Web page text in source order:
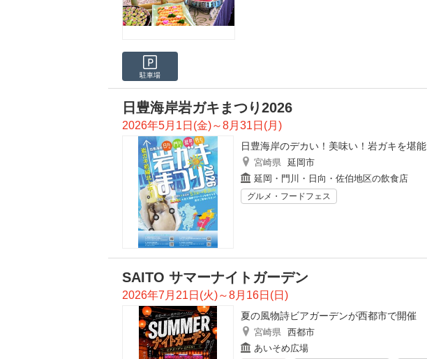
駐車場
日豊海岸岩ガキまつり2026
2026年5月1日(金)～8月31日(月)
日豊海岸のデカい！美味い！岩ガキを堪能
宮崎県 延岡市
延岡・門川・日向・佐伯地区の飲食店
グルメ・フードフェス
SAITO サマーナイトガーデン
2026年7月21日(火)～8月16日(日)
夏の風物詩ビアガーデンが西都市で開催
宮崎県 西都市
あいそめ広場